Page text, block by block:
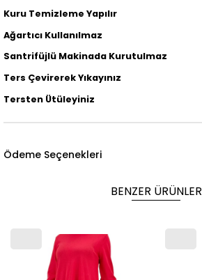
Kuru Temizleme Yapılır
Ağartıcı Kullanılmaz
Santrifüjlü Makinada Kurutulmaz
Ters Çevirerek Yıkayınız
Tersten Ütüleyiniz
Ödeme Seçenekleri
BENZER ÜRÜNLER